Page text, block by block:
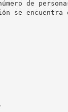
de
se encuentra